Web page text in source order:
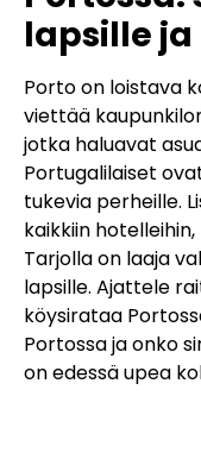
lapsille
Porto on loistava
viettää
jotka haluavat
Portugalilaiset
tukevia perheille.
kaikkiin
Tarjolla on laaja
lapsille. Ajattele
köysirataa
Portossa ja onko
on edessä upea